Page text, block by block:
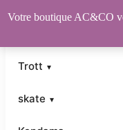
Trott
skate
Votre boutique AC&CO